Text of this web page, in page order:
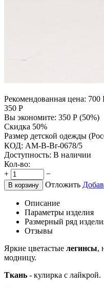
Рекомендованная цена: 700
350 Р
Вы экономите: 350 Р (50%)
Скидка 50%
Размер детской одежды
КОД: AM-B-Br-0678/5
Доступность: В наличии
Кол-во:
+
−
В корзину Отложить
Описание
Параметры изделия
Размерный ряд
Отзывы
Яркие цветастые легинсы,
модницу.
Ткань - кулирка с лайкрой.